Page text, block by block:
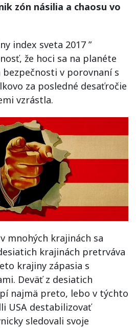
zón násilia a chaosu vo
index sveta 2017 ”
že hoci sa na planéte
bezpečnosti v porovnaní s
za posledné desaťročie
vzrástla.
mnohých krajinách sa
krajinách pretrváva
krajiny zápasia s
Deväť z desiatich
najmä preto, lebo v týchto
USA destabilizovať
sledovali svoje